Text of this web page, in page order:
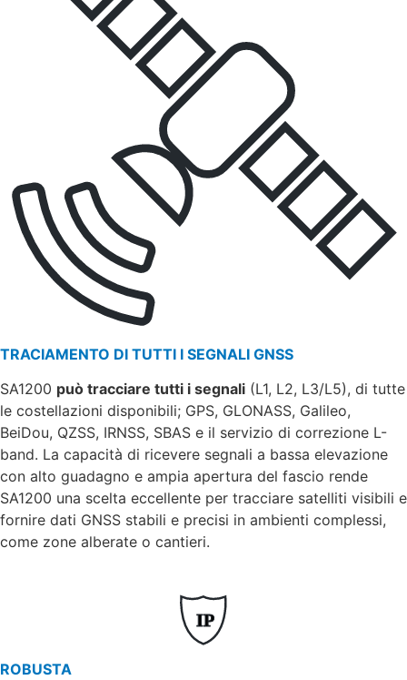
TRACIAMENTO DI TUTTI I SEGNALI GNSS
SA1200 può tracciare tutti i segnali (L1, L2, L3/L5), di tutte
le costellazioni disponibili; GPS, GLONASS, Galileo,
BeiDou, QZSS, IRNSS, SBAS e il servizio di correzione L-
band. La capacità di ricevere segnali a bassa elevazione
con alto guadagno e ampia apertura del fascio rende
SA1200 una scelta eccellente per tracciare satelliti visibili e
fornire dati GNSS stabili e precisi in ambienti complessi,
come zone alberate o cantieri.
IP
ROBUSTA